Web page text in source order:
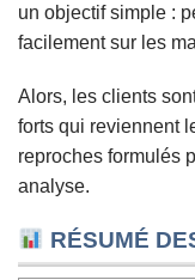
un objectif simple :
facilement sur les
Alors, les clients
forts qui reviennent
reproches formulés
analyse.
RÉSUMÉ